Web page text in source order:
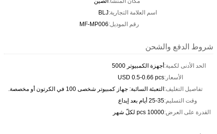
اسم العلامة التجارية:BLJ
رقم الموديل:MF-MP006
شروط الدفع والشحن
الحد الأدنى لكمية:أجهزة الكمبيوتر 5000
الأسعار:USD 0.5-0.66 pcs
تفاصيل التغليف:التعبئة السائبة: جهاز كمبيوتر شخصى 100 في الكرتون أو مخصصة.
وقت التسليم:25-35 أيام بعد إيداع
القدرة على العرض:10000 pcs لكلّ شهر